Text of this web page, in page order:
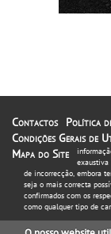
Contactos
Política
Condições Gerais de
Mapa do Site
exaustiva
de incorrecção, embora
seja o mais correcta
confirmados com os
como qualquer tipo de